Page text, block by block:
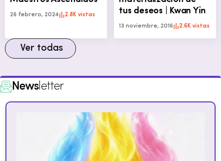
26 febrero, 2024 2.8K vistas
tus deseos | Kwan Yin
13 noviembre, 2016 2.6K vistas
Ver todas
Newsletter